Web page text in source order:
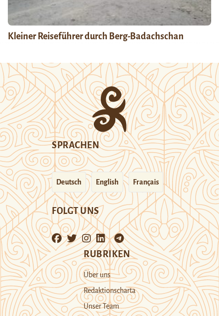
Kleiner Reiseführer durch Berg-Badachschan
SPRACHEN
Deutsch English Français
FOLGT UNS
RUBRIKEN
Über uns
Redaktionscharta
Unser Team